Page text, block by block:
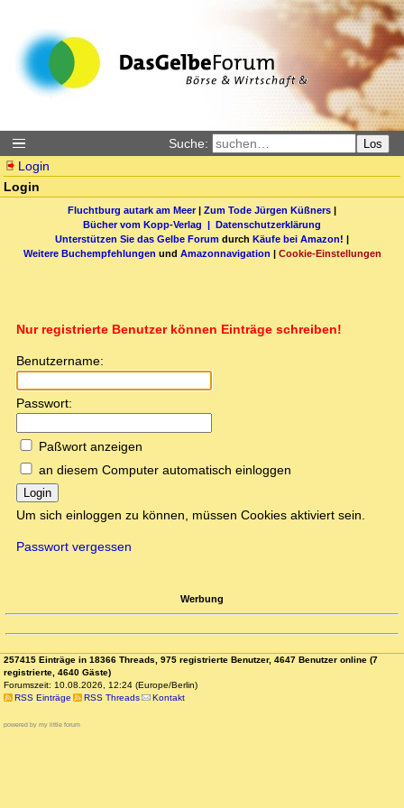
Suche: Los
Login
Login
Fluchtburg autark am Meer| Zum Tode Jürgen Küßners |
Bücher vom Kopp-Verlag | Datenschutzerklärung
Unterstützen Sie das Gelbe Forum durch Käufe bei Amazon! |
Weitere Buchempfehlungen und Amazonnavigation | Cookie-Einstellungen
Nur registrierte Benutzer können Einträge schreiben!
Benutzername:
Passwort:
Paßwort anzeigen
an diesem Computer automatisch einloggen
Login
Um sich einloggen zu können, müssen Cookies aktiviert sein.
Passwort vergessen
Werbung
257415 Einträge in 18366 Threads, 975 registrierte Benutzer, 4647 Benutzer online (7
registrierte, 4640 Gäste)
Forumszeit: 10.08.2026, 12:24 (Europe/Berlin)
RSS Einträge
RSS Threads Kontakt
powered by my little forum